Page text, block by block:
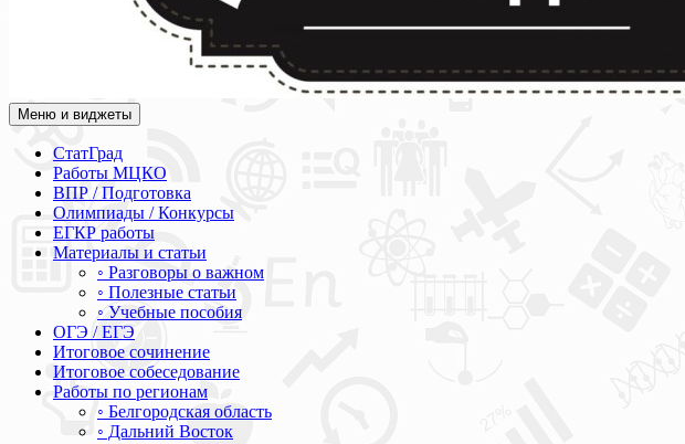
Академия СОВА
Подготовка к ЕГЭ, ОГЭ, ВПР, МЦКО, СтатГрад, КДР, ВОШ, олимпиады и конкурсы
Меню и виджеты
СтатГрад
Работы МЦКО
ВПР / Подготовка
Олимпиады / Конкурсы
ЕГКР работы
Материалы и статьи
◦ Разговоры о важном
◦ Полезные статьи
◦ Учебные пособия
ОГЭ / ЕГЭ
Итоговое сочинение
Итоговое собеседование
Работы по регионам
◦ Белгородская область
◦ Дальний Восток